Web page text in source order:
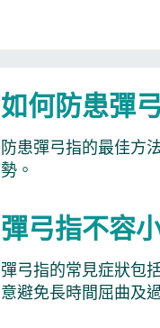
如何防患彈
防患彈弓指的最佳方
勢。
彈弓指不容
彈弓指的常見症狀包
意避免長時間屈曲及